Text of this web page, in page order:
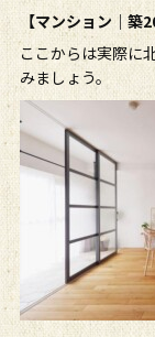
【マンション｜築
ここからは実際に
みましょう。